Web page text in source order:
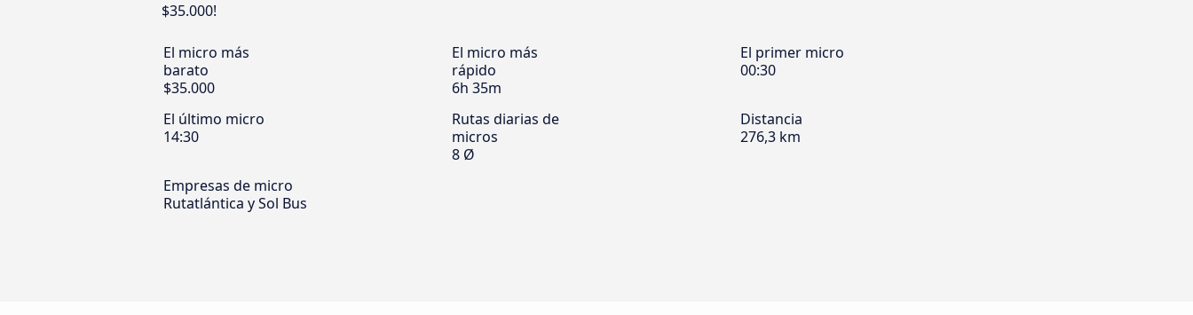
$35.000!
El micro más
barato
$35.000
El micro más
rápido
6h 35m
El primer micro
00:30
El último micro
14:30
Rutas diarias de
micros
8 Ø
Distancia
276,3 km
Empresas de micro
Rutatlántica y Sol Bus